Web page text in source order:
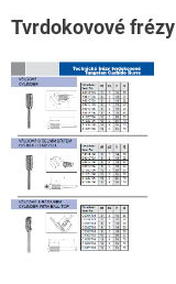
Tvrdokovové frézy